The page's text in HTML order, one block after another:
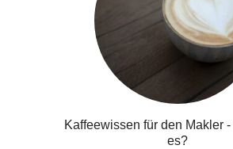
Kaffeewissen für den Makler
es?